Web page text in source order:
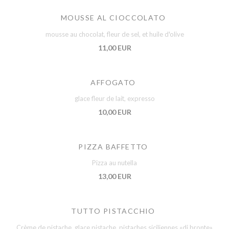
MOUSSE AL CIOCCOLATO
mousse au chocolat, fleur de sel, et huile d'olive
11,00 EUR
AFFOGATO
glace fleur de lait, expresso
10,00 EUR
PIZZA BAFFETTO
Pizza au nutella
13,00 EUR
TUTTO PISTACCHIO
Crème de pistache, glace pistache, pistaches siciliennes «di bronte»